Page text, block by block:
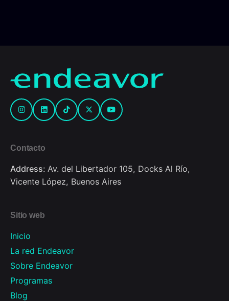
Contacto
Address: Av. del Libertador 105, Docks Al Río,
Vicente López, Buenos Aires
Sitio web
Inicio
La red Endeavor
Sobre Endeavor
Programas
Blog